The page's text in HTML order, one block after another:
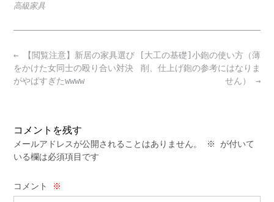
高級家具
Post
navigation
[大工の基礎]小鉋の使い方（薄
削、仕上げ鉋の参考にはなりま
せん） →
← 【閲覧注意】新居の家具選び
をかけた女同士の殴り合い対決
がやばすぎたwwww
コメントを残す
メールアドレスが公開されることはありません。 ※
が付いて
いる欄は必須項目です
コメント ※